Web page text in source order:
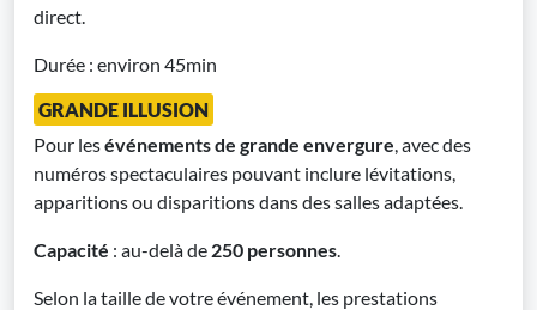
direct.
Durée : environ 45min
GRANDE ILLUSION
Pour lesévénements de grande envergure, avec des
numéros spectaculaires pouvant inclure lévitations,
apparitions ou disparitions dans des salles adaptées.
Capacité : au-delà de 250 personnes.
Selon la taille de votre événement, les prestations